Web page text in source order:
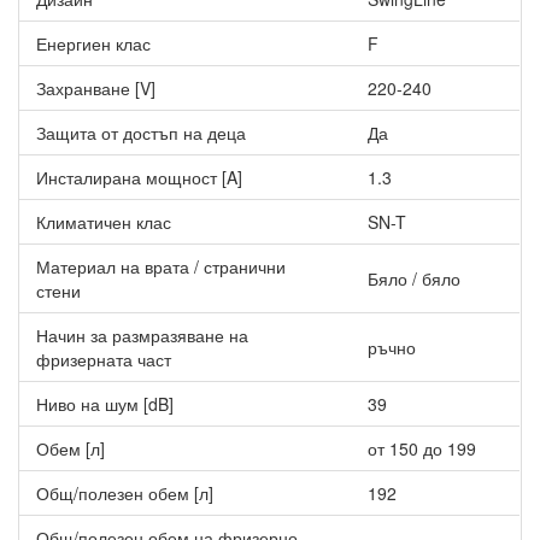
Защитата от достъп на деца
Защитата от достъп на деца може да се настрои така, че да
предотврати изключването на уреда по невнимание.
Енергиен клас
F
Захранване [V]
220-240
Защита от достъп на деца
Да
Инсталирана мощност [A]
1.3
Климатичен клас
SN-T
Материал на врата / странични
стени
Бяло / бяло
Начин за размразяване на
фризерната част
ръчно
Ниво на шум [dB]
39
Обем [л]
от 150 до 199
Общ/полезен обем [л]
192